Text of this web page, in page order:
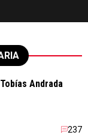
Andrada
237